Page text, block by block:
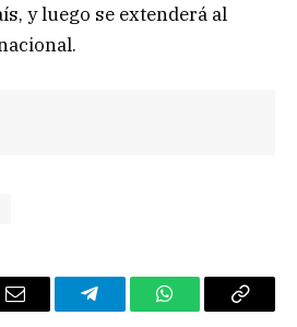
y luego se extenderá al
Email TelegramWhatsAppCopy